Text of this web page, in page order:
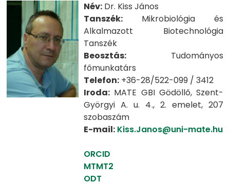
Név: Dr. Kiss János
Tanszék: Mikrobiológia és
Alkalmazott Biotechnológia
Tanszék
Beosztás: Tudományos
főmunkatárs
Telefon: +36-28/522-099 / 3412
Iroda: MATE GBI Gödöllő, Szent-
Györgyi A. u. 4., 2. emelet, 207
szobaszám
E-mail: Kiss.Janos@uni-mate.hu
ORCID
MTMT2
ODT